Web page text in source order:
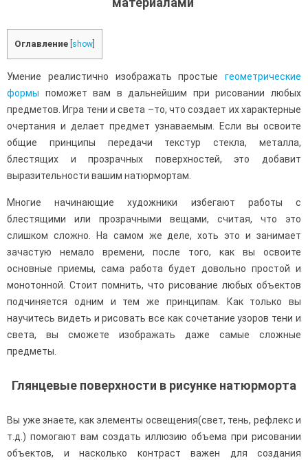
Оглавление show
Умение реалистично изображать простые геометрические
формы поможет вам в дальнейшим при рисовании любых
предметов. Игра тени и света –то, что создает их характерные
очертания и делает предмет узнаваемым. Если вы освоите
общие принципы передачи текстур стекла, металла,
блестящих и прозрачных поверхностей, это добавит
выразительности вашим натюрмортам.
Многие начинающие художники избегают работы с
блестящими или прозрачными вещами, считая, что это
слишком сложно. На самом же деле, хоть это и занимает
зачастую немало времени, после того, как вы освоите
основные приемы, сама работа будет довольно простой и
монотонной. Стоит помнить, что рисование любых объектов
подчиняется одним и тем же принципам. Как только вы
научитесь видеть и рисовать все как сочетание узоров тени и
света, вы сможете изображать даже самые сложные
предметы.
Глянцевые поверхности в рисунке натюрморта
Вы уже знаете, как элементы освещения(свет, тень, рефлекс и
т.д.) помогают вам создать иллюзию объема при рисовании
объектов, и насколько контраст важен для создания